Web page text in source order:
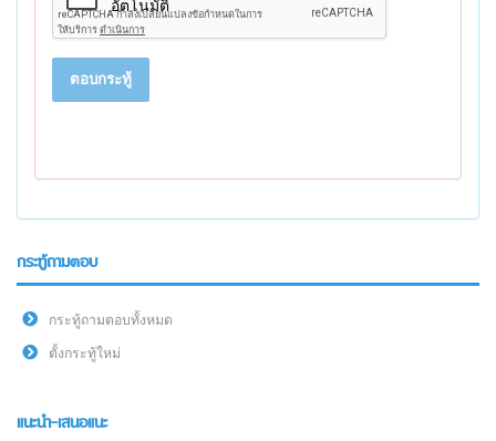
ตอบกระทู้
กระทู้ถามตอบ
กระทู้ถามตอบทั้งหมด
ตั้งกระทู้ใหม่
แนะนำ-เสนอแนะ